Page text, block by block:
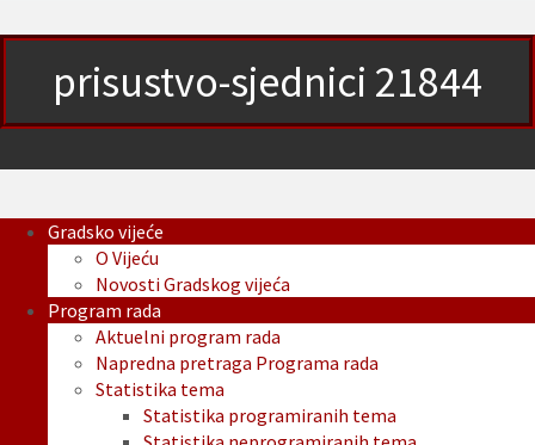
prisustvo-sjednici 21844
Gradsko vijeće
O Vijeću
Novosti Gradskog vijeća
Program rada
Aktuelni program rada
Napredna pretraga Programa rada
Statistika tema
Statistika programiranih tema